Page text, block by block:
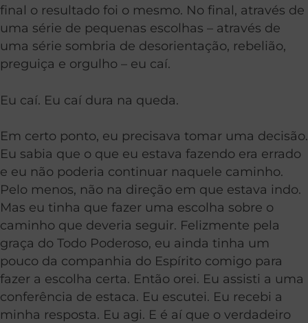
final o resultado foi o mesmo. No final, através de
uma série de pequenas escolhas – através de
uma série sombria de desorientação, rebelião,
preguiça e orgulho – eu caí.
Eu caí. Eu caí dura na queda.
Em certo ponto, eu precisava tomar uma decisão.
Eu sabia que o que eu estava fazendo era errado
e eu não poderia continuar naquele caminho.
Pelo menos, não na direção em que estava indo.
Mas eu tinha que fazer uma escolha sobre o
caminho que deveria seguir. Felizmente pela
graça do Todo Poderoso, eu ainda tinha um
pouco da companhia do Espírito comigo para
fazer a escolha certa. Então orei. Eu assisti a uma
conferência de estaca. Eu escutei. Eu recebi a
minha resposta. Eu agi. E é aí que o verdadeiro